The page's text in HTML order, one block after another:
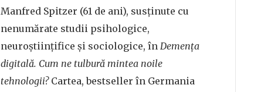
Manfred Spitzer (61 de ani), susținute cu
nenumărate studii psihologice,
neuroștiințifice și sociologice, în Demența
digitală. Cum ne tulbură mintea noile
tehnologii?Cartea, bestseller în Germania